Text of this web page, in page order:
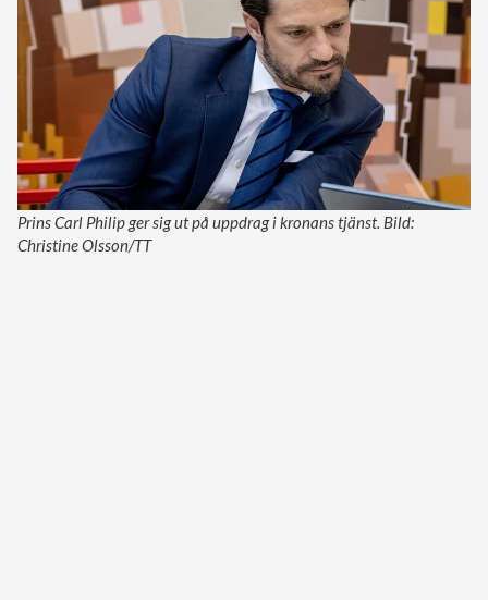
Prins Carl Philip ger sig ut på uppdrag i kronans tjänst. Bild:
Christine Olsson/TT